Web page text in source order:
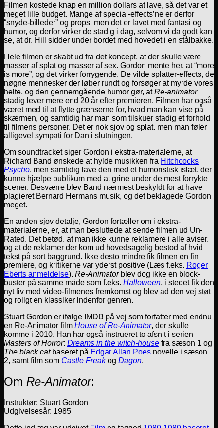
Filmen kostede knap en million dollars at lave, så det var et
meget lille budget. Mange af special-effects’ne er derfor
“snyde-billeder” og props, men det er lavet med fantasi og
humor, og derfor virker de stadig i dag, selvom vi da godt kan
se, at dr. Hill sidder under bordet med hovedet i en stålbakke.
Hele filmen er skabt ud fra det koncept, at der skulle være
masser af splat og masser af sex. Gordon mente her, at “more
is more”, og det virker forrygende. De vilde splatter-effects, de
nøgne mennesker der løber rundt og forsøger at myrde vores
helte, og den gennemgående humor gør, atRe-animator
stadig lever mere end 20 år efter premieren. Filmen har også
været med til at flytte grænserne for, hvad man kan vise på
skærmen, og samtidig har man som tilskuer stadig et forhold
til filmens personer. Det er nok sjov og splat, men man føler
alligevel sympati for Dan i slutningen.
Om soundtracket siger Gordon i ekstra-materialerne, at
Richard Band ønskede at hylde musikken fra Hitchcocks
Psycho, men samtidig lave den med et humoristisk islæt, der
kunne hjælpe publikum med at grine under de mest forrykte
scener. Desværre blev Band nærmest beskyldt for at have
plagieret Bernard Hermans musik, og det beklagede Gordon
meget.
En anden sjov detalje, Gordon fortæller om i ekstra-
materialerne, er, at man besluttede at sende filmen ud Un-
Rated. Det betød, at man ikke kunne reklamere i alle aviser,
og at de reklamer der kom ud hovedsagelig bestod af hvid
tekst på sort baggrund. Ikke desto mindre fik filmen en fin
premiere, og kritikerne var yderst positive (Læs f.eks. Roger
Eberts anmeldelse). Re-Animatorblev dog ikke en block-
buster på samme måde som f.eks. Halloween, i stedet fik den
nyt liv med video-filmenes fremkomst og blev ad den vej støt
og roligt en klassiker indenfor genren.
Stuart Gordon er ifølge IMDB på vej som forfatter med endnu
en Re-Animator film House of Re-Animator, der skulle
komme i 2010. Han har også instrueret to afsnit i serien
Masters of Horror: Dreams in the witch-house fra sæson 1 og
The black catbaseret på Edgar Allan Poes novelle i sæson
2, samt film som Castle Freakog Dagon.
Om Re-Animator:
Instruktør: Stuart Gordon
Udgivelsesår: 1985